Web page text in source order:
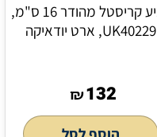
גביע קריסטל מהודר 16 ס"מ,
UK40229, ארט יודאיקה
₪132